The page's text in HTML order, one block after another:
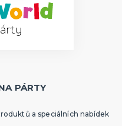
PÁRTY
a speciálních nabídek